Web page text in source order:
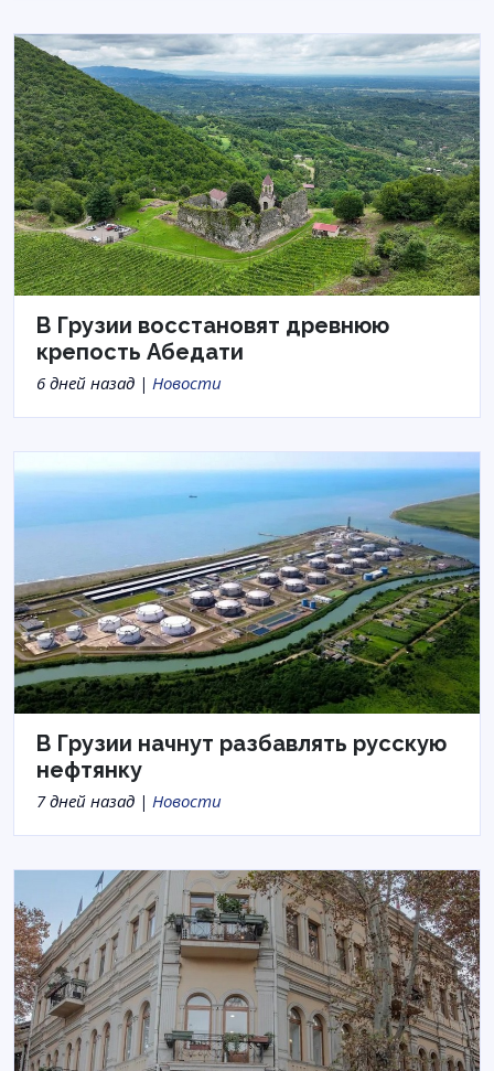
В Грузии восстановят древнюю
крепость Абедати
6 дней назад | Новости
В Грузии начнут разбавлять русскую
нефтянку
7 дней назад | Новости